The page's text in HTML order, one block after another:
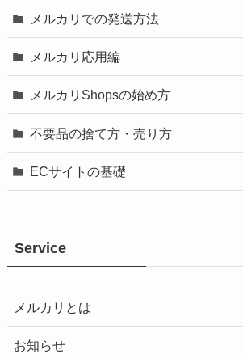
メルカリでの発送方法
メルカリ応用編
メルカリShopsの始め方
不要品の捨て方・売り方
ECサイトの基礎
Service
メルカリとは
お知らせ